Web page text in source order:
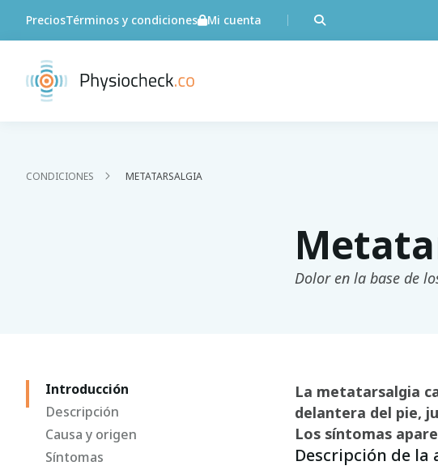
PreciosTérminos y condiciones Mi cuenta
CONDICIONES METATARSALGIA
Dolor en la base de
Introducción
Descripción
Causa y origen
Síntomas
La metatarsalgia
delantera del pie,
Los síntomas
Descripción de la